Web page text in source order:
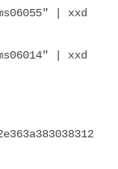
| xxd
| xxd